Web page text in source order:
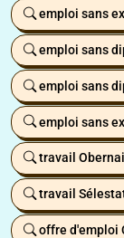
emploi sans
emploi sans
emploi sans
emploi sans
travail
travail
offre d'emploi